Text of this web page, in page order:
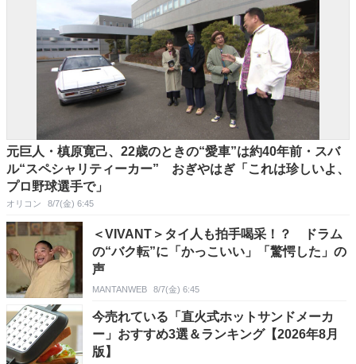
元巨人・槙原寛己、22歳のときの“愛車”は約40年前・スバ
ル“スペシャリティーカー” おぎやはぎ「これは珍しいよ、
プロ野球選手で」
オリコン 8/7(金) 6:45
＜VIVANT＞タイ人も拍手喝采！？ ドラム
の“バク転”に「かっこいい」「驚愕した」の
声
MANTANWEB 8/7(金) 6:45
今売れている「直火式ホットサンドメーカ
ー」おすすめ3選＆ランキング【2026年8月
版】